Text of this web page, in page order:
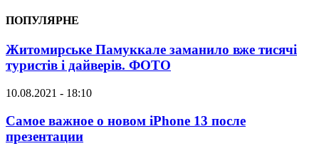
ПОПУЛЯРНЕ
Житомирське Памуккале заманило вже тисячі
туристів і дайверів. ФОТО
10.08.2021 - 18:10
Самое важное о новом iPhone 13 после
презентации